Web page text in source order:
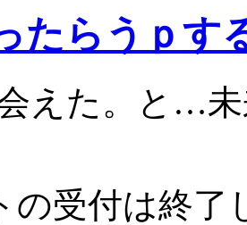
たらうｐす
えた。と…
の受付は終了